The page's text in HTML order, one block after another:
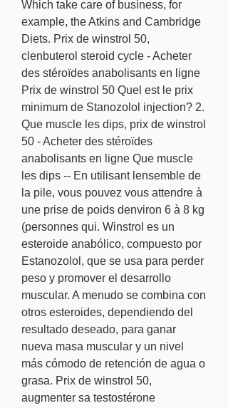
Which take care of business, for
example, the Atkins and Cambridge
Diets. Prix de winstrol 50,
clenbuterol steroid cycle - Acheter
des stéroïdes anabolisants en ligne
Prix de winstrol 50 Quel est le prix
minimum de Stanozolol injection? 2.
Que muscle les dips, prix de winstrol
50 - Acheter des stéroïdes
anabolisants en ligne Que muscle
les dips -- En utilisant lensemble de
la pile, vous pouvez vous attendre à
une prise de poids denviron 6 à 8 kg
(personnes qui. Winstrol es un
esteroide anabólico, compuesto por
Estanozolol, que se usa para perder
peso y promover el desarrollo
muscular. A menudo se combina con
otros esteroides, dependiendo del
resultado deseado, para ganar
nueva masa muscular y un nivel
más cómodo de retención de agua o
grasa. Prix de winstrol 50,
augmenter sa testostérone